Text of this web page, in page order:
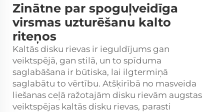
Zinātne par spoguļveidīga
virsmas uzturēšanu kalto
riteņos
Kaltās disku rievas ir ieguldījums gan
veiktspējā, gan stilā, un to spīduma
saglabāšana ir būtiska, lai ilgtermiņā
saglabātu to vērtību. Atšķirībā no masveida
liešanas ceļā ražotajām disku rievām augstas
veiktspējas kaltās disku rievas, parasti